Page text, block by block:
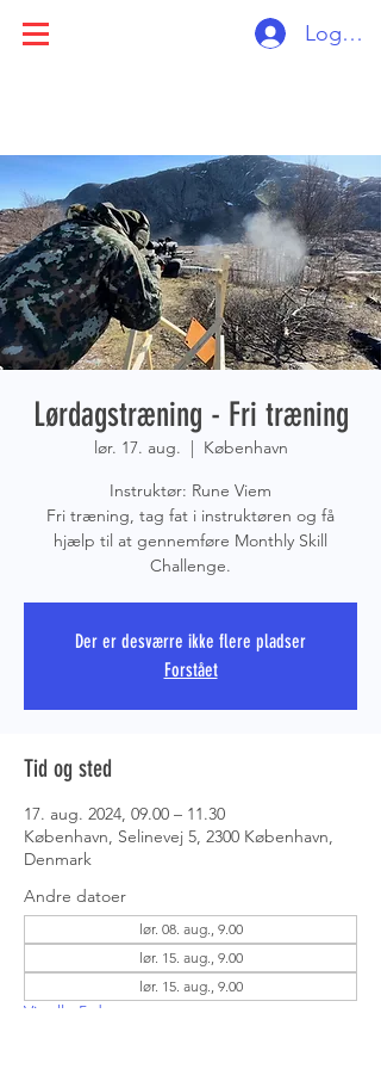
PRS
Log ind
Lørdagstræning - Fri træning
lør. 17. aug.
  |
København
Instruktør: Rune Viem
Fri træning, tag fat i instruktøren og få
hjælp til at gennemføre Monthly Skill
Challenge.
Der er desværre ikke flere pladser
Forstået
Tid og sted
17. aug. 2024, 09.00 – 11.30
København, Selinevej 5, 2300 København,
Denmark
Andre datoer
lør. 08. aug., 9.00
lør. 15. aug., 9.00
lør. 15. aug., 9.00
Vis alle 5 datoer